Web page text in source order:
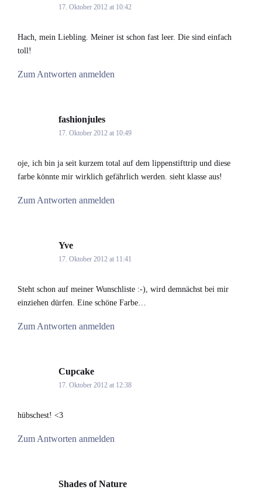
17. Oktober 2012 at 10:42
Hach, mein Liebling. Meiner ist schon fast leer. Die sind einfach
toll!
Zum Antworten anmelden
fashionjules
17. Oktober 2012 at 10:49
oje, ich bin ja seit kurzem total auf dem lippenstifttrip und diese
farbe könnte mir wirklich gefährlich werden. sieht klasse aus!
Zum Antworten anmelden
Yve
17. Oktober 2012 at 11:41
Steht schon auf meiner Wunschliste :-), wird demnächst bei mir
einziehen dürfen. Eine schöne Farbe…
Zum Antworten anmelden
Cupcake
17. Oktober 2012 at 12:38
hübschest! <3
Zum Antworten anmelden
Shades of Nature